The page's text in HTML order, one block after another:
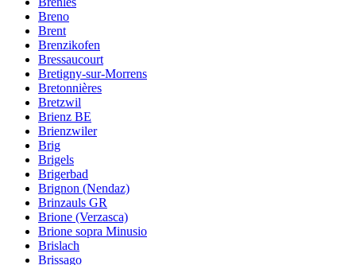
Breno
Brent
Brenzikofen
Bressaucourt
Bretigny-sur-Morrens
Bretonnières
Bretzwil
Brienz BE
Brienzwiler
Brig
Brigels
Brigerbad
Brignon (Nendaz)
Brinzauls GR
Brione (Verzasca)
Brione sopra Minusio
Brislach
Brissago